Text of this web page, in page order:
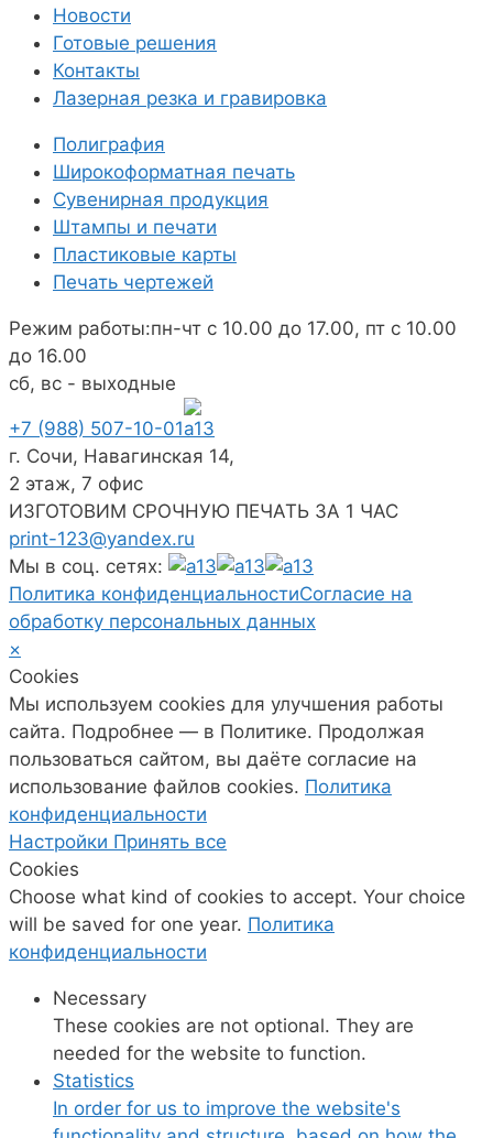
Новости
Готовые решения
Контакты
Лазерная резка и гравировка
Полиграфия
Широкоформатная печать
Сувенирная продукция
Штампы и печати
Пластиковые карты
Печать чертежей
Режим работы:пн-чт с 10.00 до 17.00, пт с 10.00
до 16.00
сб, вс - выходные
+7 (988) 507-10-01
г. Сочи, Навагинская 14,
2 этаж, 7 офис
ИЗГОТОВИМ СРОЧНУЮ ПЕЧАТЬ ЗА 1 ЧАС
print-123@yandex.ru
Мы в соц. сетях:
Политика конфиденциальностиСогласие на
обработку персональных данных
×
Cookies
Мы используем cookies для улучшения работы
сайта. Подробнее — в Политике. Продолжая
пользоваться сайтом, вы даёте согласие на
использование файлов cookies. Политика
конфиденциальности
Настройки Принять все
Cookies
Choose what kind of cookies to accept. Your choice
will be saved for one year. Политика
конфиденциальности
Necessary
These cookies are not optional. They are
needed for the website to function.
Statistics
In order for us to improve the website's